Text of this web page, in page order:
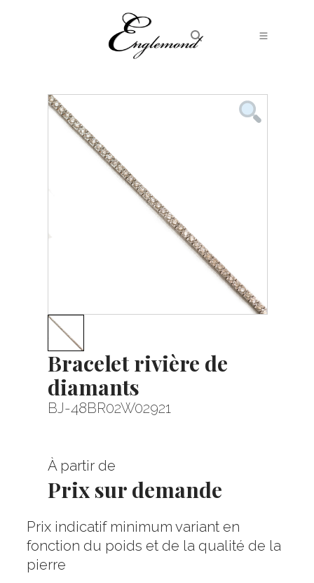
Bracelet rivière de
diamants
BJ-48BR02W02921
À partir de
Prix sur demande
Prix indicatif minimum variant en
fonction du poids et de la qualité de la
pierre